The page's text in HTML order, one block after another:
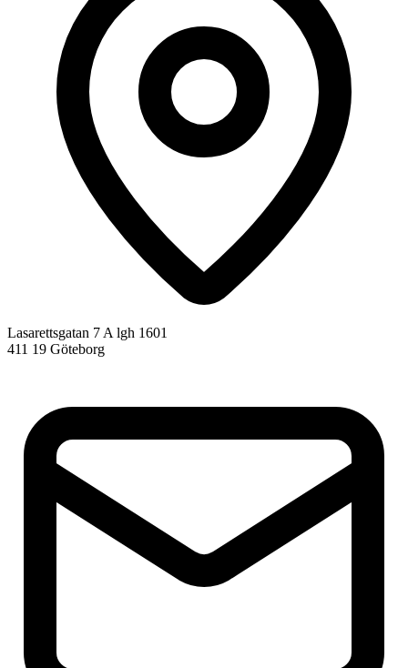
Lasarettsgatan 7 A lgh 1601
411 19 Göteborg